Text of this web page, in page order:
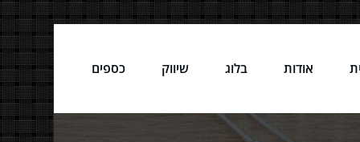
אודות בלוג שיווק כספים